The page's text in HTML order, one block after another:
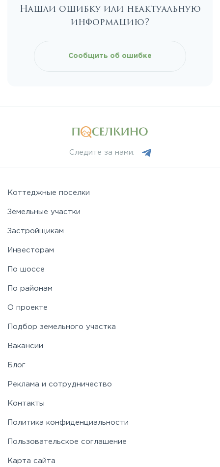
Нашли ошибку или неактуальную
информацию?
Сообщить об ошибке
Следите за нами:
Коттеджные поселки
Земельные участки
Застройщикам
Инвесторам
По шоссе
По районам
О проекте
Подбор земельного участка
Вакансии
Блог
Реклама и сотрудничество
Контакты
Политика конфиденциальности
Пользовательское соглашение
Карта сайта